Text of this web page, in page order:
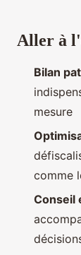
Aller à
Bilan
mesure
comme
Conseil